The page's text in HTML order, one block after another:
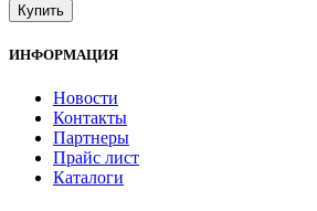
Купить
ИНФОРМАЦИЯ
Новости
Контакты
Партнеры
Прайс лист
Каталоги